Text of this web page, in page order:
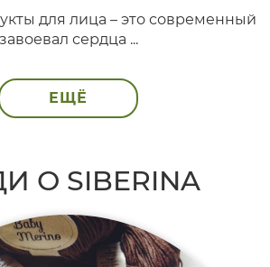
для лица – это современный
сердца ...
ЕЩЁ
О SIBERINA